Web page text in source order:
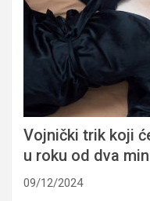
Vojnički trik koji
u roku od dva
09/12/2024